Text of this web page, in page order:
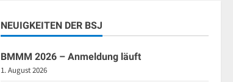
NEUIGKEITEN DER BSJ
BMMM 2026 – Anmeldung läuft
1. August 2026